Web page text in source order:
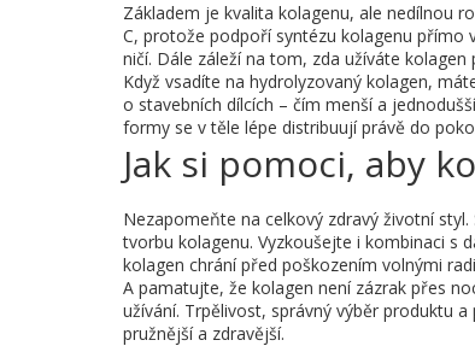
Základem je kvalita kolagenu, ale nedílnou
C, protože podpoří syntézu kolagenu přímo
ničí. Dále záleží na tom, zda užíváte
Když vsadíte na hydrolyzovaný kolagen,
o stavebních dílcích – čím menší a
formy se v těle lépe distribuují právě do
Jak si pomoci, aby
Nezapomeňte na celkový zdravý životní
tvorbu kolagenu. Vyzkoušejte i kombinaci s
kolagen chrání před poškozením volnými
A pamatujte, že kolagen není zázrak přes
užívání. Trpělivost, správný výběr produktu
pružnější a zdravější.